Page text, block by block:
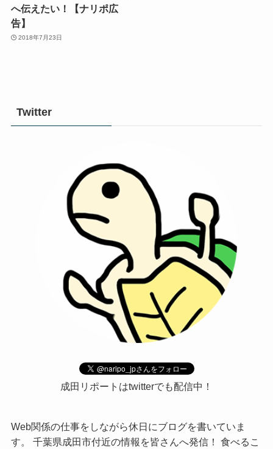
へ伝えたい！【ナリポ広
告】
2018年7月23日
Twitter
成田リポートはtwitterでも配信中！
Web関係の仕事をしながら休日にブログを書いていま
す。 千葉県成田市付近の情報を皆さんへ発信！ 食べるこ